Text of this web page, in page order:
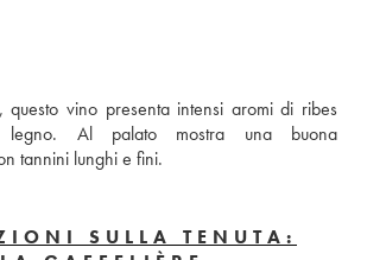
questo vino presenta intensi aromi di ribes
Al palato mostra una buona
tannini lunghi e fini.
SULLA TENUTA: